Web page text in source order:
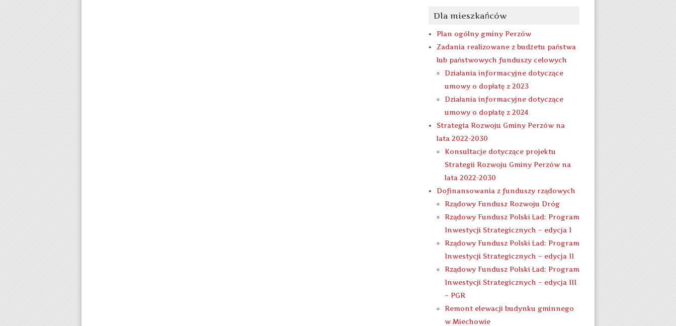
Dla mieszkańców
Plan ogólny gminy Perzów
Zadania realizowane z budżetu państwa
lub państwowych funduszy celowych
Działania informacyjne dotyczące
umowy o dopłatę z 2023
Działania informacyjne dotyczące
umowy o dopłatę z 2024
Strategia Rozwoju Gminy Perzów na
lata 2022-2030
Konsultacje dotyczące projektu
Strategii Rozwoju Gminy Perzów na
lata 2022-2030
Dofinansowania z funduszy rządowych
Rządowy Fundusz Rozwoju Dróg
Rządowy Fundusz Polski Ład: Program
Inwestycji Strategicznych – edycja I
Rządowy Fundusz Polski Ład: Program
Inwestycji Strategicznych – edycja II
Rządowy Fundusz Polski Ład: Program
Inwestycji Strategicznych – edycja III
– PGR
Remont elewacji budynku gminnego
w Miechowie